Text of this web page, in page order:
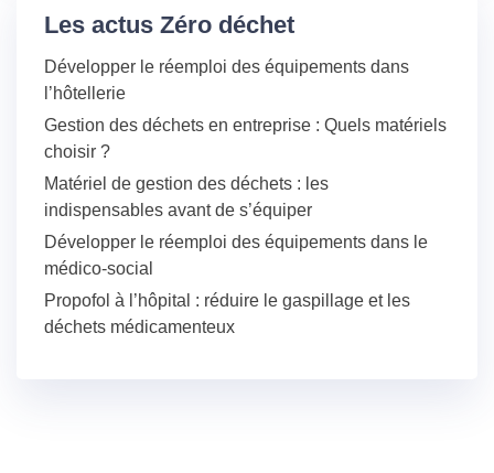
Les actus Zéro déchet
Développer le réemploi des équipements dans
l’hôtellerie
Gestion des déchets en entreprise : Quels matériels
choisir ?
Matériel de gestion des déchets : les
indispensables avant de s’équiper
Développer le réemploi des équipements dans le
médico-social
Propofol à l’hôpital : réduire le gaspillage et les
déchets médicamenteux